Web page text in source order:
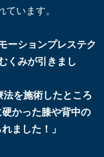
います。
ーションプレステク
くみが引きまし
法を施術したところ
かった膝や背中の
ました！」